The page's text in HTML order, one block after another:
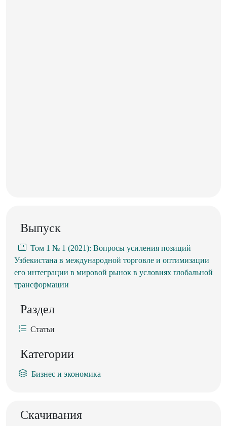
Выпуск
Том 1 № 1 (2021): Вопросы усиления позиций
Узбекистана в международной торговле и оптимизации
его интеграции в мировой рынок в условиях глобальной
трансформации
Раздел
Статьи
Категории
Бизнес и экономика
Скачивания